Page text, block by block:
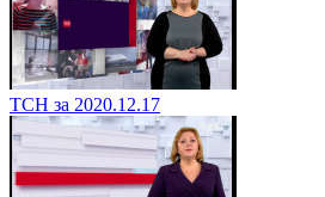
ТСН за 2020.12.17